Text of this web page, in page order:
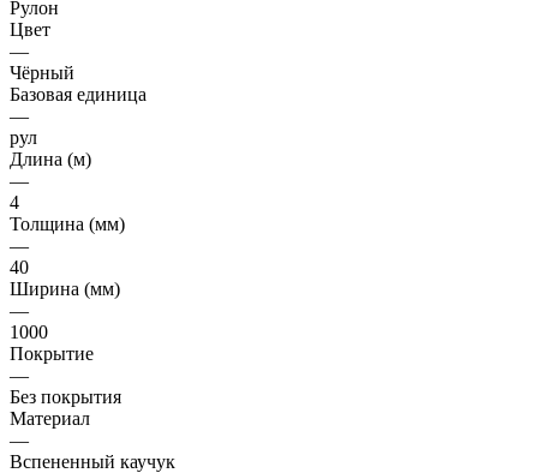
Рулон
Цвет
—
Чёрный
Базовая единица
—
рул
Длина (м)
—
4
Толщина (мм)
—
40
Ширина (мм)
—
1000
Покрытие
—
Без покрытия
Материал
—
Вспененный каучук